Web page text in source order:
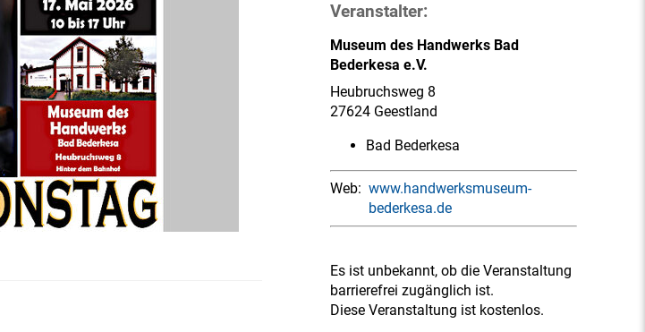
Veranstalter:
Museum des Handwerks Bad
Bederkesa e.V.
Heubruchsweg 8
27624 Geestland
Bad Bederkesa
Web: www.handwerksmuseum-
bederkesa.de
Es ist unbekannt, ob die Veranstaltung
barrierefrei zugänglich ist.
Diese Veranstaltung ist kostenlos.